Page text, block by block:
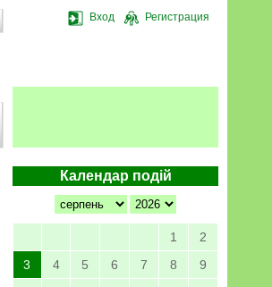
Вход Регистрация
Календар подій
1
2
3
4 5 6 7 8
9